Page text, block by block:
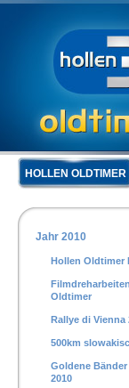
HOLLEN OLDTIMER
Jahr 2010
Hollen Oldtimer
Oldtimer
Rallye di Vienna
500km
Goldene
2010